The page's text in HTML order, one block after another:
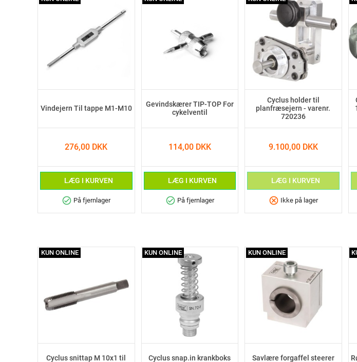
Vindejern Til tappe M1-M10
276,00 DKK
LÆG I KURVEN
check_circle På fjernlager
Gevindskærer TIP-TOP For
cykelventil
114,00 DKK
LÆG I KURVEN
check_circle På fjernlager
Cyclus holder til
planfræsejern - varenr.
720236
9.100,00 DKK
LÆG I KURVEN
cancel Ikke på lager
Cyclus snittap M 10x1 til
KUN ONLINE
Cyclus snap.in krankboks
KUN ONLINE
Savlære forgaffel steerer
KUN ONLINE